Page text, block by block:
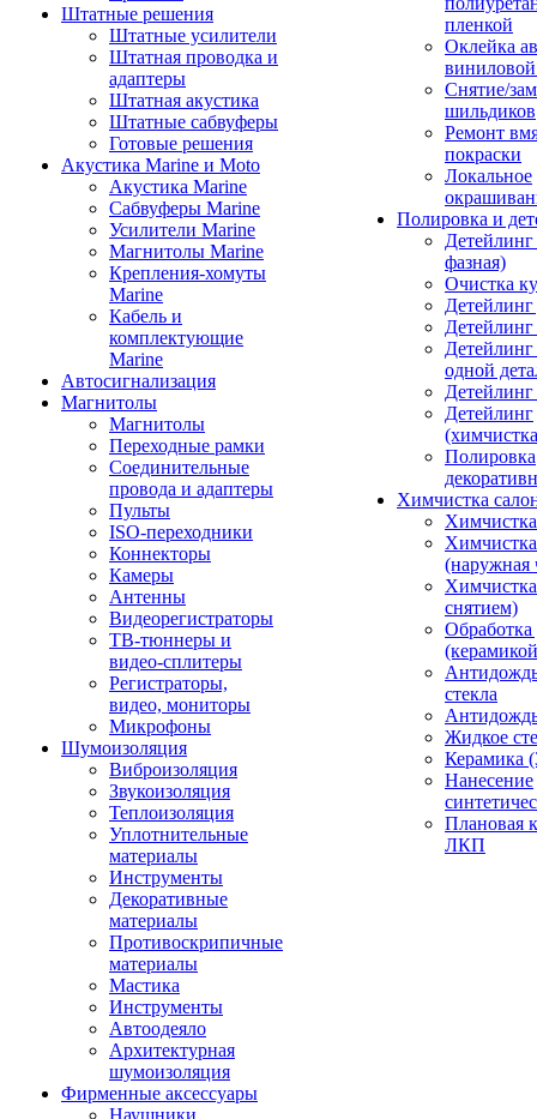
Штатные решения
Штатные усилители
Штатная проводка и
адаптеры
Штатная акустика
Штатные сабвуферы
Готовые решения
Акустика Marine и Moto
Акустика Marine
Сабвуферы Marine
Усилители Marine
Магнитолы Marine
Крепления-хомуты
Marine
Кабель и
комплектующие
Marine
Автосигнализация
Магнитолы
Магнитолы
Переходные рамки
Соединительные
провода и адаптеры
Пульты
ISO-переходники
Коннекторы
Камеры
Антенны
Видеорегистраторы
ТВ-тюннеры и
видео-сплитеры
Регистраторы,
видео, мониторы
Микрофоны
Шумоизоляция
Виброизоляция
Звукоизоляция
Теплоизоляция
Уплотнительные
материалы
Инструменты
Декоративные
материалы
Противоскрипичные
материалы
Мастика
Инструменты
Автоодеяло
Архитектурная
шумоизоляция
Фирменные аксессуары
Наушники
пленкой
Оклейка
Снятие/
шильдиков
Ремонт
покраски
Локальное
Полировка и
фазная)
Очистка
Детейлинг
одной
Детейлинг
Полировка
Химчистка
(наружная
снятием)
Обработка
стекла
Жидкое
Керамика
Нанесение
Плановая
ЛКП